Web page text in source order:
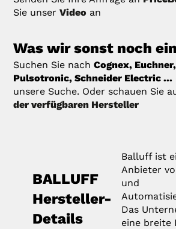
Sie unserVideo an
Was wir sonst noch
Suchen Sie nachCognex,
Pulsotronic, Schneider Electric ...
unsere Suche. Oder schauen Sie
der verfügbaren Hersteller
BALLUFF
Hersteller-
Details
Balluff ist
Anbieter
und
Das
eine breite